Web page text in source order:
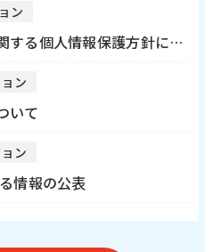
ン
デマンド運行利用者登録に関する個人情報保護方針について
ン
いて
ン
情報の公表